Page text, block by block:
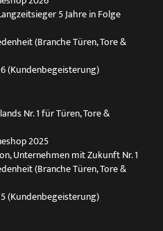
5 Jahre in Folge
(Branche Türen, Tore &
(Kundenbegeisterung)
Nr. 1 für Türen, Tore &
2025
Unternehmen mit Zukunft Nr. 1
(Branche Türen, Tore &
(Kundenbegeisterung)